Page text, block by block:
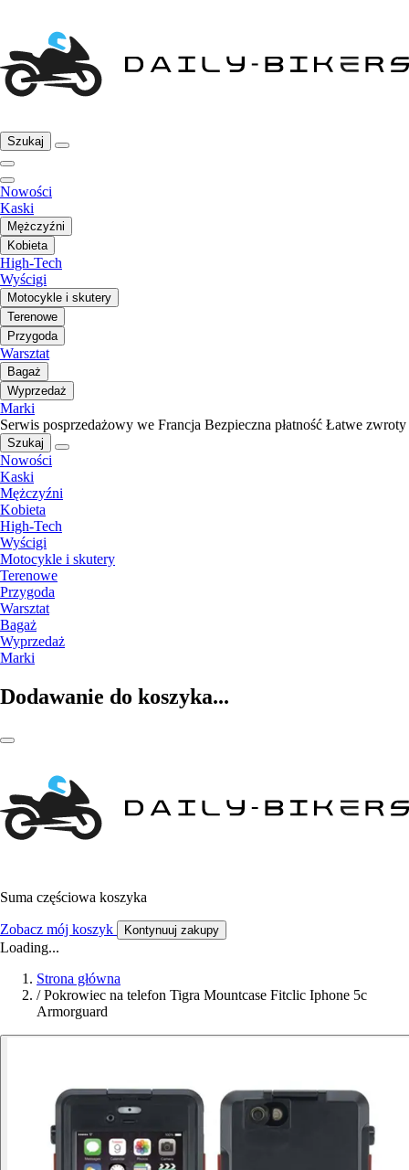
Szukaj
Nowości
Kaski
Mężczyźni
Kobieta
High-Tech
Wyścigi
Motocykle i skutery
Terenowe
Przygoda
Warsztat
Bagaż
Wyprzedaż
Marki
Serwis posprzedażowy we Francja Bezpieczna płatność Łatwe zwroty
Szukaj
Nowości
Kaski
Mężczyźni
Kobieta
High-Tech
Wyścigi
Motocykle i skutery
Terenowe
Przygoda
Warsztat
Bagaż
Wyprzedaż
Marki
Dodawanie do koszyka...
Suma częściowa koszyka
Zobacz mój koszyk Kontynuuj zakupy
Loading...
Strona główna
/ Pokrowiec na telefon Tigra Mountcase Fitclic Iphone 5c
Armorguard